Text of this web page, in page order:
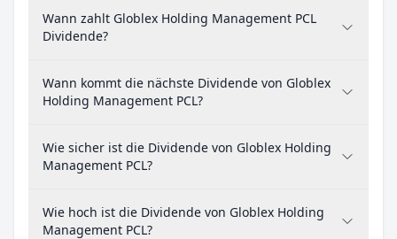
Wann zahlt Globlex Holding Management PCL
Dividende?
Wann kommt die nächste Dividende von Globlex
Holding Management PCL?
Wie sicher ist die Dividende von Globlex Holding
Management PCL?
Wie hoch ist die Dividende von Globlex Holding
Management PCL?